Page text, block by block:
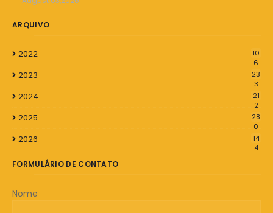
ARQUIVO
2022
10
6
2023
23
3
2024
21
2
2025
28
0
2026
14
4
FORMULÁRIO DE CONTATO
Nome